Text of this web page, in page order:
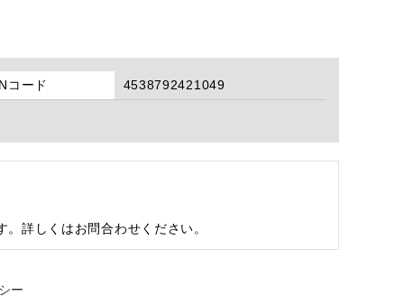
コード 4538792421049
詳しくはお問合わせください。
ー